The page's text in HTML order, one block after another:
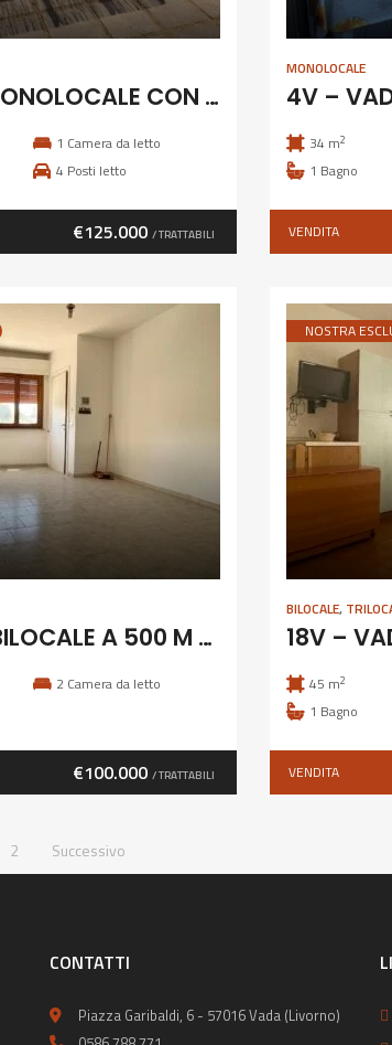
2V – VADA, MONOLOCALE CON GIARDINO E GARAGE
1 Camera da letto
4 Posti letto
€125.000 / TRATTABILI
MONOLOCALE
34 m2
1 Bagno
VENDITA
17V – VADA, BILOCALE A 500 M DAL MARE
2 Camera da letto
€100.000 / TRATTABILI
NOSTRA
BILOCALE,
45 m2
1 Bagno
VENDITA
2 Successivo
CONTATTI
Piazza Garibaldi, 6 - 57016 Vada (Livorno)